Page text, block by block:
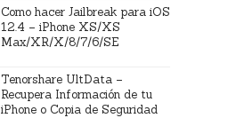
Como hacer Jailbreak para iOS
12.4 – iPhone XS/XS
Max/XR/X/8/7/6/SE
Tenorshare UltData –
Recupera Información de tu
iPhone o Copia de Seguridad